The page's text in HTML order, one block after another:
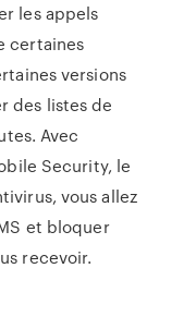
les appels
certaines
versions
des listes de
Avec
Security, le
vous allez
et bloquer
recevoir.